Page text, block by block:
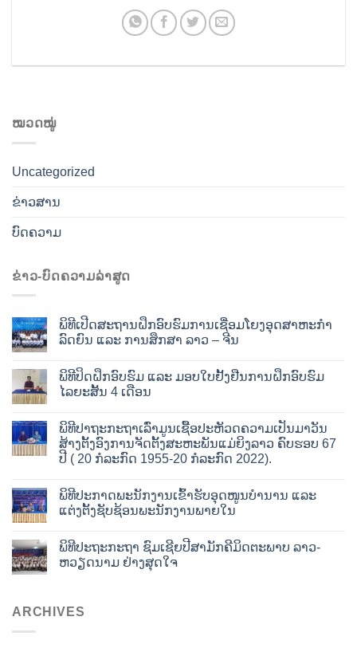
ໝວດໝູ່
Uncategorized
ຂ່າວສານ
ບົດຄວາມ
ຂ່າວ-ບົດຄວາມລ່າສູດ
ພິທີເປີດສະຖານຝຶກອົບຮົມການເຊື່ອມໂຍງອຸດສາຫະກໍາ
ລົດຍົນ ແລະ ການສຶກສາ ລາວ – ຈີນ
ພິທີປິດຝຶກອົບຮົມ ແລະ ມອບໃບຢັ້ງຢືນການຝຶກອົບຮົມ
ໄລຍະສັ້ນ 4 ເດືອນ
ພິທີປາຖະກະຖາເລົ່າມູນເຊື້ອປະຫັວດຄວາມເປັນມາວັນ
ສ້າງຕັ້ງອົງການຈັດຕັ້ງສະຫະພັນແມ່ຍິງລາວ ຄົບຮອບ 67
ປີ ( 20 ກໍລະກົດ 1955-20 ກໍລະກົດ 2022).
ພິທີປະກາດພະນັກງານເຂົ້າຮັບອຸດໜູນບໍານານ ແລະ
ແຕ່ງຕັ້ງຊັບຊ້ອນພະນັກງານພາຍໃນ
ພິທີປະຖະກະຖາ ຊົມເຊີຍປີສາມັກຄີມິດຕະພາບ ລາວ-
ຫວຽດນາມ ຢ່າງສຸດໃຈ
ARCHIVES